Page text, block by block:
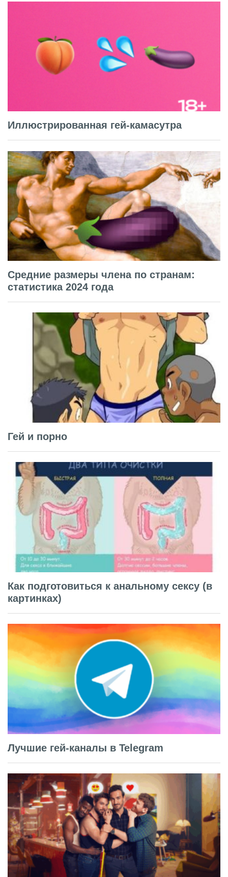
Иллюстрированная гей-камасутра
Средние размеры члена по странам:
статистика 2024 года
Гей и порно
Как подготовиться к анальному сексу (в
картинках)
Лучшие гей-каналы в Telegram